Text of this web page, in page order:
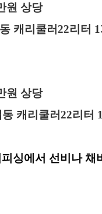
원 상당
캐리쿨러22리터 1
원 상당
캐리쿨러22리터 1
싱에서 선비나